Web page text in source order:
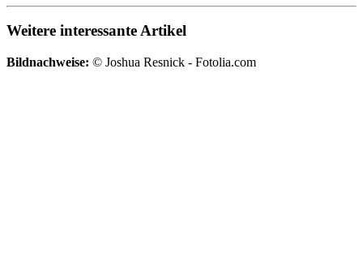
Weitere interessante Artikel
Bildnachweise: © Joshua Resnick - Fotolia.com